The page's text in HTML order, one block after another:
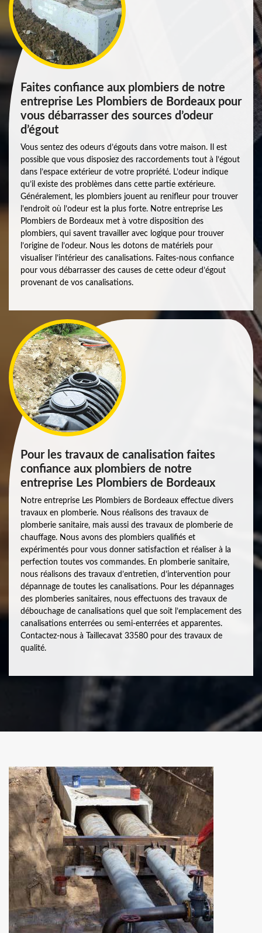
Faites confiance aux plombiers de notre
entreprise Les Plombiers de Bordeaux pour
vous débarrasser des sources d’odeur
d’égout
Vous sentez des odeurs d’égouts dans votre maison. Il est
possible que vous disposiez des raccordements tout à l’égout
dans l’espace extérieur de votre propriété. L’odeur indique
qu’il existe des problèmes dans cette partie extérieure.
Généralement, les plombiers jouent au renifleur pour trouver
l’endroit où l’odeur est la plus forte. Notre entreprise Les
Plombiers de Bordeaux met à votre disposition des
plombiers, qui savent travailler avec logique pour trouver
l’origine de l’odeur. Nous les dotons de matériels pour
visualiser l’intérieur des canalisations. Faites-nous confiance
pour vous débarrasser des causes de cette odeur d’égout
provenant de vos canalisations.
Pour les travaux de canalisation faites
confiance aux plombiers de notre
entreprise Les Plombiers de Bordeaux
Notre entreprise Les Plombiers de Bordeaux effectue divers
travaux en plomberie. Nous réalisons des travaux de
plomberie sanitaire, mais aussi des travaux de plomberie de
chauffage. Nous avons des plombiers qualifiés et
expérimentés pour vous donner satisfaction et réaliser à la
perfection toutes vos commandes. En plomberie sanitaire,
nous réalisons des travaux d’entretien, d’intervention pour
dépannage de toutes les canalisations. Pour les dépannages
des plomberies sanitaires, nous effectuons des travaux de
débouchage de canalisations quel que soit l’emplacement des
canalisations enterrées ou semi-enterrées et apparentes.
Contactez-nous à Taillecavat 33580 pour des travaux de
qualité.